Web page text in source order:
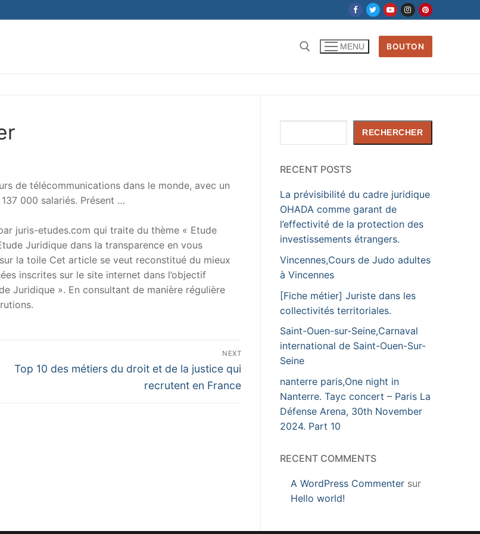
MENU BOUTON
de télécommunications dans le monde, avec un
000 salariés. Présent …
juris-etudes.com qui traite du thème « Etude
Juridique dans la transparence en vous
la toile Cet article se veut reconstitué du mieux
inscrites sur le site internet dans l’objectif
Juridique ». En consultant de manière régulière
NEXT
Next
Top 10 des métiers du droit et de la justice qui
recrutent en France
RECHERCHER
RECENT POSTS
La prévisibilité du cadre juridique
OHADA comme garant de
l’effectivité de la protection des
investissements étrangers.
Vincennes,Cours de Judo adultes
à Vincennes
[Fiche métier] Juriste dans les
collectivités territoriales.
Saint-Ouen-sur-Seine,Carnaval
international de Saint-Ouen-Sur-
Seine
nanterre paris,One night in
Nanterre. Tayc concert – Paris La
Défense Arena, 30th November
2024. Part 10
RECENT COMMENTS
A WordPress Commenter sur
Hello world!